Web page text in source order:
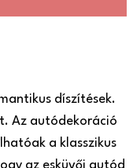
díszítések.
Az autódekoráció
a klasszikus
az esküvői autód